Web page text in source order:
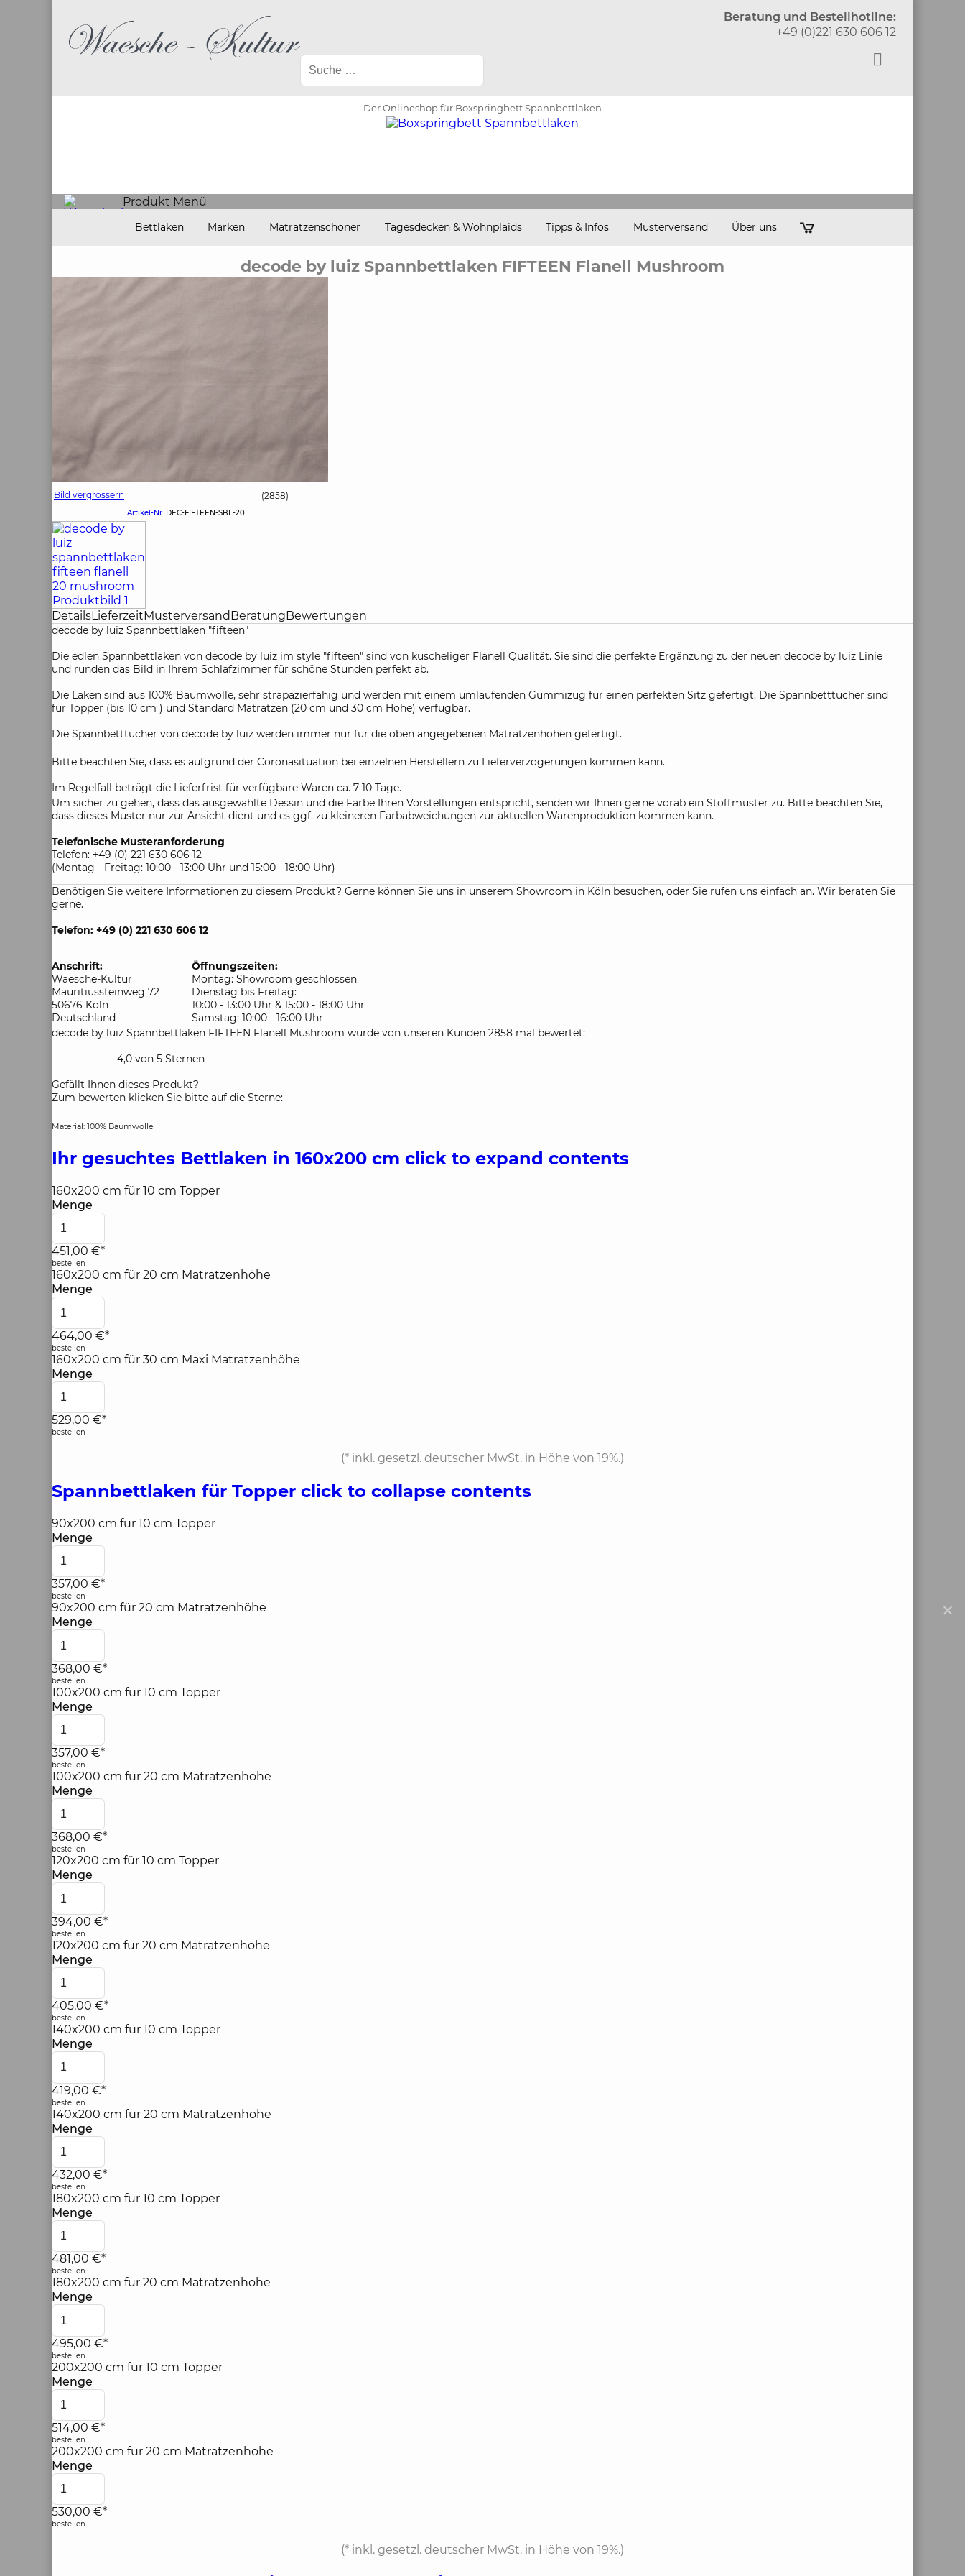
Beratung und Bestellhotline:
+49 (0)221 630 606 12
Der Onlineshop für Boxspringbett Spannbettlaken
Produkt Menü
Bettlaken Marken Matratzenschoner Tagesdecken & Wohnplaids Tipps & Infos Musterversand Über uns
decode by luiz Spannbettlaken FIFTEEN Flanell Mushroom
Bild vergrössern (2858)
Artikel-Nr: DEC-FIFTEEN-SBL-20
DetailsLieferzeit Musterversand Beratung Bewertungen
decode by luiz Spannbettlaken "fifteen"
Die edlen Spannbettlaken von decode by luiz im style "fifteen" sind von kuscheliger Flanell Qualität. Sie sind die perfekte Ergänzung zu der neuen decode by luiz Linie
und runden das Bild in Ihrem Schlafzimmer für schöne Stunden perfekt ab.
Die Laken sind aus 100% Baumwolle, sehr strapazierfähig und werden mit einem umlaufenden Gummizug für einen perfekten Sitz gefertigt. Die Spannbetttücher sind
für Topper (bis 10 cm ) und Standard Matratzen (20 cm und 30 cm Höhe) verfügbar.
Die Spannbetttücher von decode by luiz werden immer nur für die oben angegebenen Matratzenhöhen gefertigt.
Bitte beachten Sie, dass es aufgrund der Coronasituation bei einzelnen Herstellern zu Lieferverzögerungen kommen kann.
Im Regelfall beträgt die Lieferfrist für verfügbare Waren ca. 7-10 Tage.
Um sicher zu gehen, dass das ausgewählte Dessin und die Farbe Ihren Vorstellungen entspricht, senden wir Ihnen gerne vorab ein Stoffmuster zu. Bitte beachten Sie,
dass dieses Muster nur zur Ansicht dient und es ggf. zu kleineren Farbabweichungen zur aktuellen Warenproduktion kommen kann.
Telefonische Musteranforderung
Telefon: +49 (0) 221 630 606 12
(Montag - Freitag: 10:00 - 13:00 Uhr und 15:00 - 18:00 Uhr)
Benötigen Sie weitere Informationen zu diesem Produkt? Gerne können Sie uns in unserem Showroom in Köln besuchen, oder Sie rufen uns einfach an. Wir beraten Sie
gerne.
Telefon: +49 (0) 221 630 606 12
Anschrift:
Waesche-Kultur
Mauritiussteinweg 72
50676 Köln
Deutschland
Öffnungszeiten:
Montag: Showroom geschlossen
Dienstag bis Freitag:
10:00 - 13:00 Uhr & 15:00 - 18:00 Uhr
Samstag: 10:00 - 16:00 Uhr
decode by luiz Spannbettlaken FIFTEEN Flanell Mushroom wurde von unseren Kunden 2858 mal bewertet:
4,0 von 5 Sternen
Gefällt Ihnen dieses Produkt?
Zum bewerten klicken Sie bitte auf die Sterne:
Material: 100% Baumwolle
Ihr gesuchtes Bettlaken in 160x200 cm click to expand contents
160x200 cm für 10 cm Topper
Menge
451,00 €*
bestellen
160x200 cm für 20 cm Matratzenhöhe
Menge
464,00 €*
bestellen
160x200 cm für 30 cm Maxi Matratzenhöhe
Menge
529,00 €*
bestellen
(* inkl. gesetzl. deutscher MwSt. in Höhe von 19%.)
Spannbettlaken für Topper click to collapse contents
90x200 cm für 10 cm Topper
Menge
357,00 €*
bestellen
90x200 cm für 20 cm Matratzenhöhe
Menge
368,00 €*
bestellen
100x200 cm für 10 cm Topper
Menge
357,00 €*
bestellen
100x200 cm für 20 cm Matratzenhöhe
Menge
368,00 €*
bestellen
120x200 cm für 10 cm Topper
Menge
394,00 €*
bestellen
120x200 cm für 20 cm Matratzenhöhe
Menge
405,00 €*
bestellen
140x200 cm für 10 cm Topper
Menge
419,00 €*
bestellen
140x200 cm für 20 cm Matratzenhöhe
Menge
432,00 €*
bestellen
180x200 cm für 10 cm Topper
Menge
481,00 €*
bestellen
180x200 cm für 20 cm Matratzenhöhe
Menge
495,00 €*
bestellen
200x200 cm für 10 cm Topper
Menge
514,00 €*
bestellen
200x200 cm für 20 cm Matratzenhöhe
Menge
530,00 €*
bestellen
(* inkl. gesetzl. deutscher MwSt. in Höhe von 19%.)